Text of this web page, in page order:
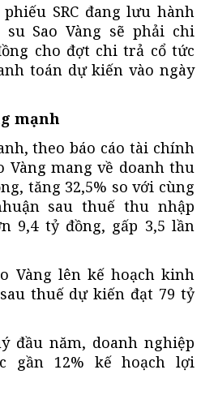
SRC đang lưu hành
Sao Vàng sẽ phải chi
cho đợt chi trả cổ tức
toán dự kiến vào ngày
mạnh
theo báo cáo tài chính
Vàng mang về doanh thu
tăng 32,5% so với cùng
sau thuế thu nhập
9,4 tỷ đồng, gấp 3,5 lần
Vàng lên kế hoạch kinh
thuế dự kiến đạt 79 tỷ
đầu năm, doanh nghiệp
gần 12% kế hoạch lợi